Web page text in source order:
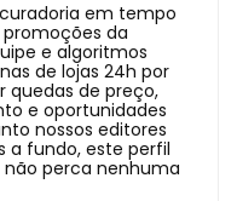
em tempo
da
e algoritmos
de lojas 24h por
quedas de preço,
e oportunidades
nossos editores
a fundo, este perfil
perca nenhuma